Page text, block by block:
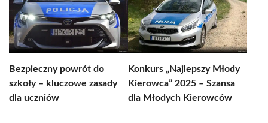
Bezpieczny powrót do
szkoły – kluczowe zasady
dla uczniów
Konkurs „Najlepszy Młody
Kierowca” 2025 – Szansa
dla Młodych Kierowców